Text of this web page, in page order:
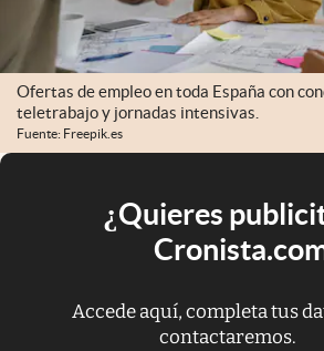
Ofertas de empleo en toda España con
teletrabajo y jornadas intensivas.
Fuente: Freepik.es
¿Quieres
Accede aquí, completa tus
contactaremos.